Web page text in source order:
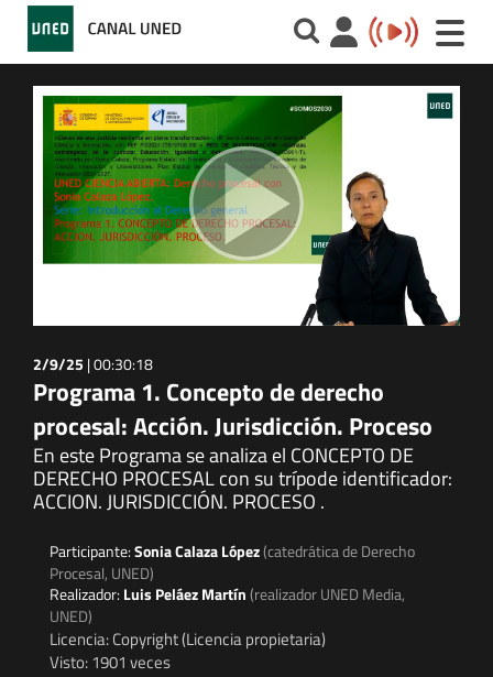
Toggle
2/9/25 |00:30:18
Programa 1. Concepto de derecho
procesal: Acción. Jurisdicción. Proceso
En este Programa se analiza el CONCEPTO DE
DERECHO PROCESAL con su trípode identificador:
ACCION. JURISDICCIÓN. PROCESO .
Participante:Sonia Calaza López(catedrática de Derecho
Procesal, UNED)
Realizador: Luis Peláez Martín(realizador UNED Media,
UNED)
Licencia: Copyright (Licencia propietaria)
Visto: 1901 veces